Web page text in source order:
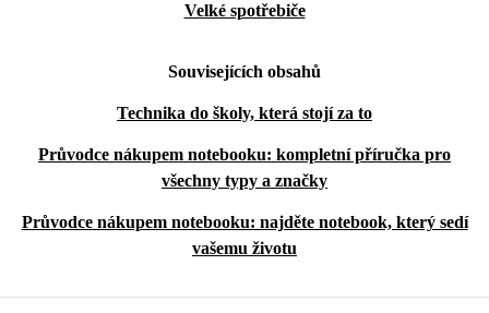
Velké spotřebiče
Souvisejících obsahů
Technika do školy, která stojí za to
Průvodce nákupem notebooku: kompletní příručka pro
všechny typy a značky
Průvodce nákupem notebooku: najděte notebook, který sedí
vašemu životu